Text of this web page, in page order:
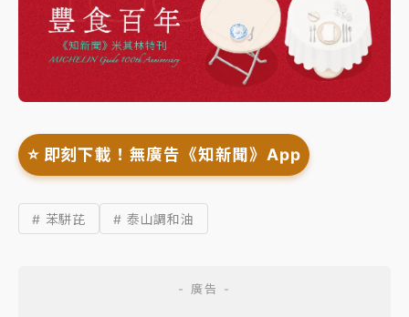
⭐️ 即刻下載！無廣告《知新聞》App
# 苯駢芘 # 泰山調和油